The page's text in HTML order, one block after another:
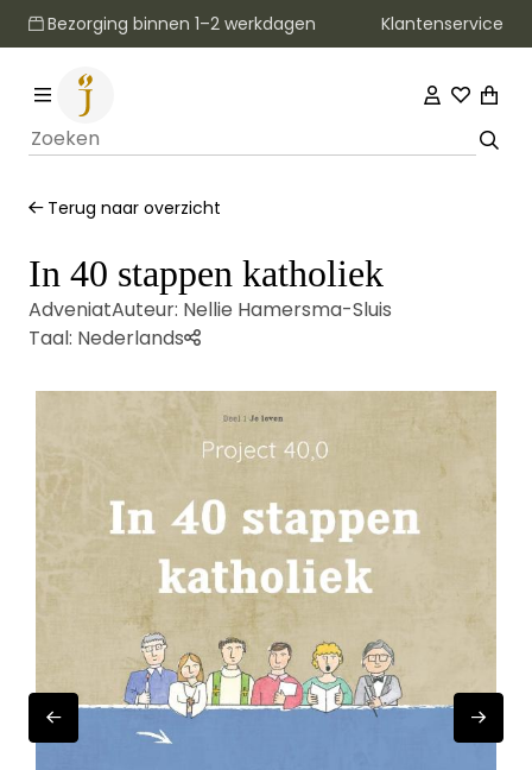
Bezorging binnen 1–2 werkdagen Klantenservice
Terug naar overzicht
In 40 stappen katholiek
AdveniatAuteur: Nellie Hamersma-Sluis
Taal: Nederlands